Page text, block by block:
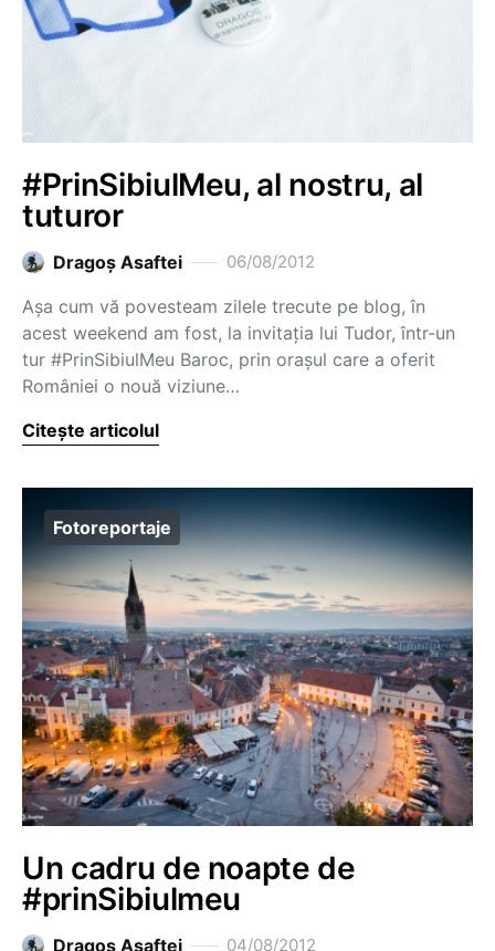
#PrinSibiulMeu, al nostru, al
tuturor
Dragoş Asaftei 06/08/2012
Așa cum vă povesteam zilele trecute pe blog, în
acest weekend am fost, la invitația lui Tudor, într-un
tur #PrinSibiulMeu Baroc, prin orașul care a oferit
României o nouă viziune…
Citește articolul
Fotoreportaje
Un cadru de noapte de
#prinSibiulmeu
Dragoş Asaftei 04/08/2012